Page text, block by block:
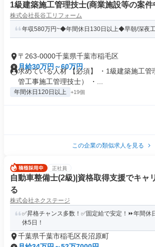
1級建築施工管理技士(商業施設等の案件
株式会社長谷工リフォーム
年収580万円~◆年間休日130日以上◆早朝/深夜
〒263-0000千葉県千葉市稲毛区
月給30万円～60万円
求めている人材 【必須】 ・1級建築施工管
管工事施工管理技士） ・...
年間休日120日以上 +19個
この企業の類似求人を見る
正社員
自動車整備士(2級)|資格取得支援でキャ
る
株式会社ネクステージ
✅昇格チャンス多数！✅固定給で安定！⏩️年間休
休5日！
千葉県千葉市稲毛区長沼原町